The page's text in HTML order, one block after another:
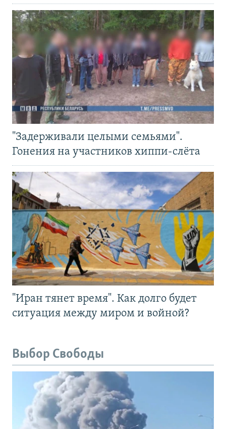
"Задерживали целыми семьями".
Гонения на участников хиппи-слёта
"Иран тянет время". Как долго будет
ситуация между миром и войной?
Выбор Свободы